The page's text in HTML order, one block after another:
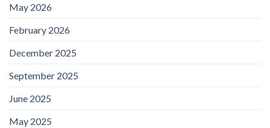
May 2026
February 2026
December 2025
September 2025
June 2025
May 2025